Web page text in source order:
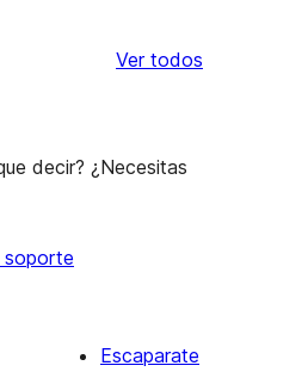
Ver todos
decir? ¿Necesitas
soporte
Escaparate